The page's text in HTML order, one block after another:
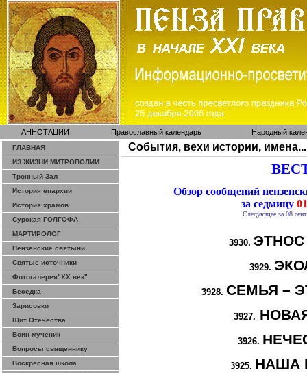
АННОТАЦИИ Православный календарь Народный
ГЛАВНАЯ
ИЗ ЖИЗНИ МИТРОПОЛИИ
Тронный Зал
История епархии
История храмов
Сурская ГОЛГОФА
МАРТИРОЛОГ
Пензенские святыни
Святые источники
Фотогалерея"ХХ век"
Беседка
Зарисовки
Щит Отечества
Воин-мученик
Вопросы священнику
Воскресная школа
События, вехи истории, имена...
Обзор сообщений
за седмицу
Следующее за 08
3930.
3929.
3928. СЕМЬЯ –
3927.
3926.
3925. НАША